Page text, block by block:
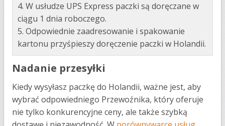
4. W usłudze UPS Express paczki są doręczane w
ciągu 1 dnia roboczego.
5. Odpowiednie zaadresowanie i spakowanie
kartonu przyśpieszy doręczenie paczki w Holandii.
Nadanie przesyłki
Kiedy wysyłasz paczkę do Holandii, ważne jest, aby
wybrać odpowiedniego Przewoźnika, który oferuje
nie tylko konkurencyjne ceny, ale także szybką